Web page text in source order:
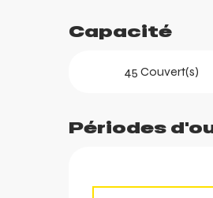
Capacité
45 Couvert(s)
Périodes